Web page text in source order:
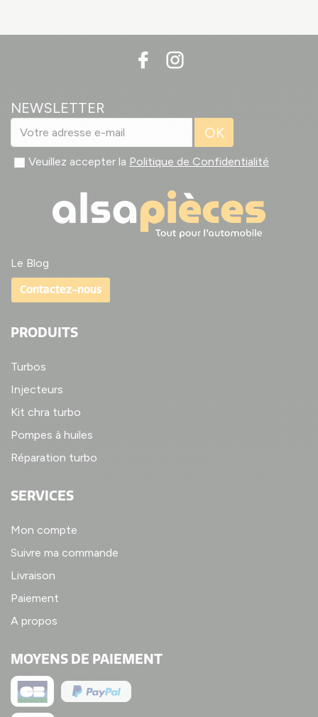
NEWSLETTER
OK
Veuillez accepter la Politique de Confidentialité
Le Blog
Contactez-nous
PRODUITS
Turbos
Injecteurs
Kit chra turbo
Pompes à huiles
Réparation turbo
SERVICES
Mon compte
Suivre ma commande
Livraison
Paiement
A propos
MOYENS DE PAIEMENT